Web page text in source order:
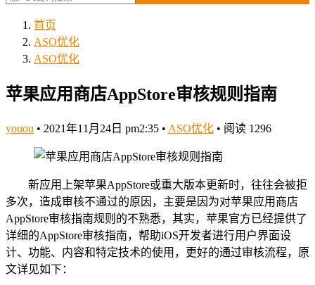
首页
ASO优化
ASO优化
苹果应用商店AppStore审核规则指南
youou • 2021年11月24日 pm2:35 • ASO优化 • 阅读 1296
新应用上架苹果AppStore或重大版本更新时，往往会被拒
多次，造成审核不通过的原因，主要是因为对苹果应用商店
AppStore审核指南规则的不熟悉，其实，苹果官方已经提供了
详细的AppStore审核指南，帮助iOS开发者进行用户界面设
计、功能、内容和特定技术的使用，更好的通过审核流程，原
文详见如下：